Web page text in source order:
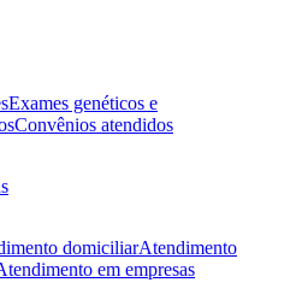
Exames genéticos e
Convênios atendidos
domiciliarAtendimento
em empresas